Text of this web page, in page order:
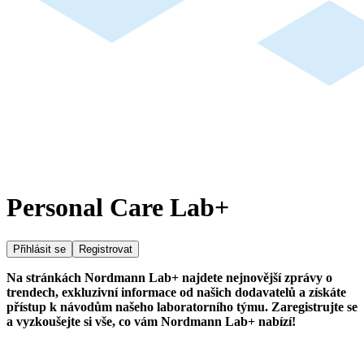
Personal Care Lab+
Přihlásit se Registrovat
Na stránkách Nordmann Lab+ najdete nejnovější zprávy o
trendech, exkluzivní informace od našich dodavatelů a získáte
přístup k návodům našeho laboratorního týmu. Zaregistrujte se
a vyzkoušejte si vše, co vám Nordmann Lab+ nabízí!